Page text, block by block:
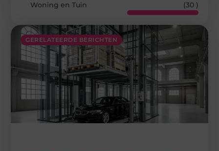
GERELATEERDE BERICHTEN
Woning en Tuin
(30 )